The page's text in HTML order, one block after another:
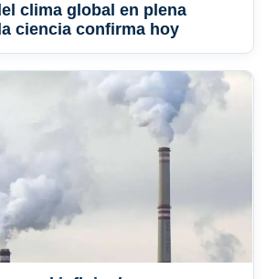
clima global en plena
ciencia confirma hoy